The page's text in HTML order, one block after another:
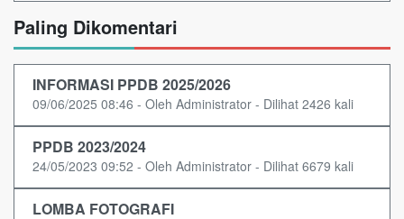
Paling Dikomentari
INFORMASI PPDB 2025/2026
09/06/2025 08:46 - Oleh Administrator - Dilihat 2426 kali
PPDB 2023/2024
24/05/2023 09:52 - Oleh Administrator - Dilihat 6679 kali
LOMBA FOTOGRAFI